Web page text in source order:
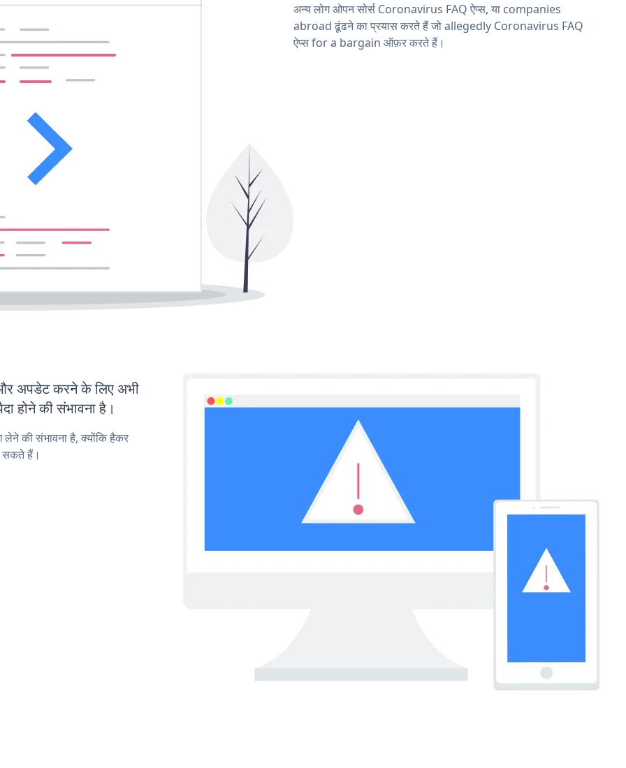
अन्य लोग ओपन सोर्स Coronavirus FAQ ऐप्स, या companies
abroad ढूंढने का प्रयास करते हैं जो allegedly Coronavirus FAQ
ऐप्स for a bargain ऑफ़र करते हैं।
अपडेट करने के लिए अभी
होने की संभावना है।
की संभावना है, क्योंकि हैकर
सकते हैं।